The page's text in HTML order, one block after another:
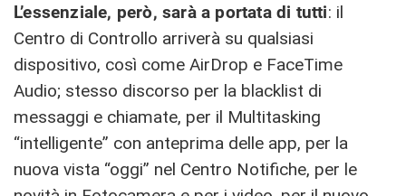
L’essenziale, però, sarà a portata di tutti: il
Centro di Controllo arriverà su qualsiasi
dispositivo, così come AirDrop e FaceTime
Audio; stesso discorso per la blacklist di
messaggi e chiamate, per il Multitasking
“intelligente” con anteprima delle app, per la
nuova vista “oggi” nel Centro Notifiche, per le